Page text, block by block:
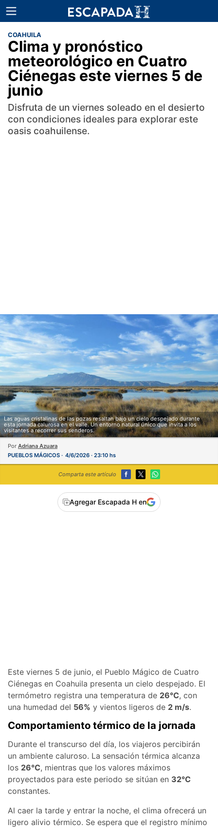
COAHUILA
Clima y pronóstico
meteorológico en Cuatro
Ciénegas este viernes 5 de
junio
Disfruta de un viernes soleado en el desierto
con condiciones ideales para explorar este
oasis coahuilense.
Las aguas cristalinas de las pozas resaltan bajo un cielo despejado durante
esta jornada calurosa en el valle. Un entorno natural único que invita a los
visitantes a recorrer sus senderos.
Por Adriana Azuara
PUEBLOS MÁGICOS
4/6/2026 · 23:10 hs
Comparta este artículo
Agregar Escapada H en
Este viernes 5 de junio, el Pueblo Mágico de Cuatro
Ciénegas en Coahuila presenta un cielo despejado. El
termómetro registra una temperatura de 26°C, con
una humedad del 56% y vientos ligeros de 2 m/s.
Comportamiento térmico de la jornada
Durante el transcurso del día, los viajeros percibirán
un ambiente caluroso. La sensación térmica alcanza
los 26°C, mientras que los valores máximos
proyectados para este periodo se sitúan en 32°C
constantes.
Al caer la tarde y entrar la noche, el clima ofrecerá un
ligero alivio térmico. Se espera que el registro mínimo